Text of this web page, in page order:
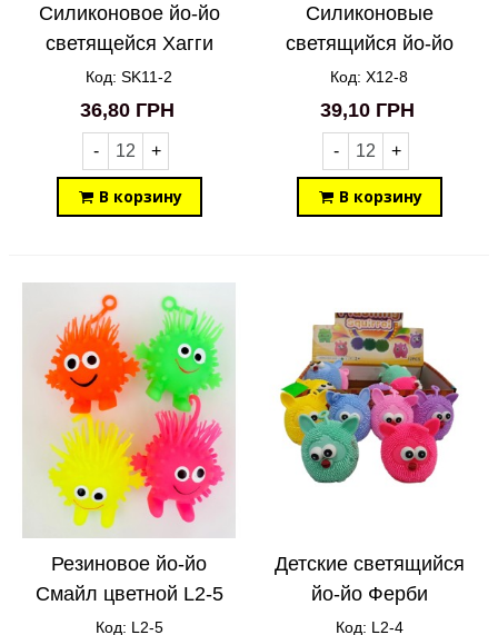
Силиконовое йо-йо
светящейся Хагги
Вагги SK11-2
Код: SK11-2
36,80 ГРН
- +
В корзину
Силиконовые
светящийся йо-йо
Медуза X12-8
Код: X12-8
39,10 ГРН
- +
В корзину
Резиновое йо-йо
Смайл цветной L2-5
Код: L2-5
Детские светящийся
йо-йо Ферби
лупоглазик L2-4
Код: L2-4